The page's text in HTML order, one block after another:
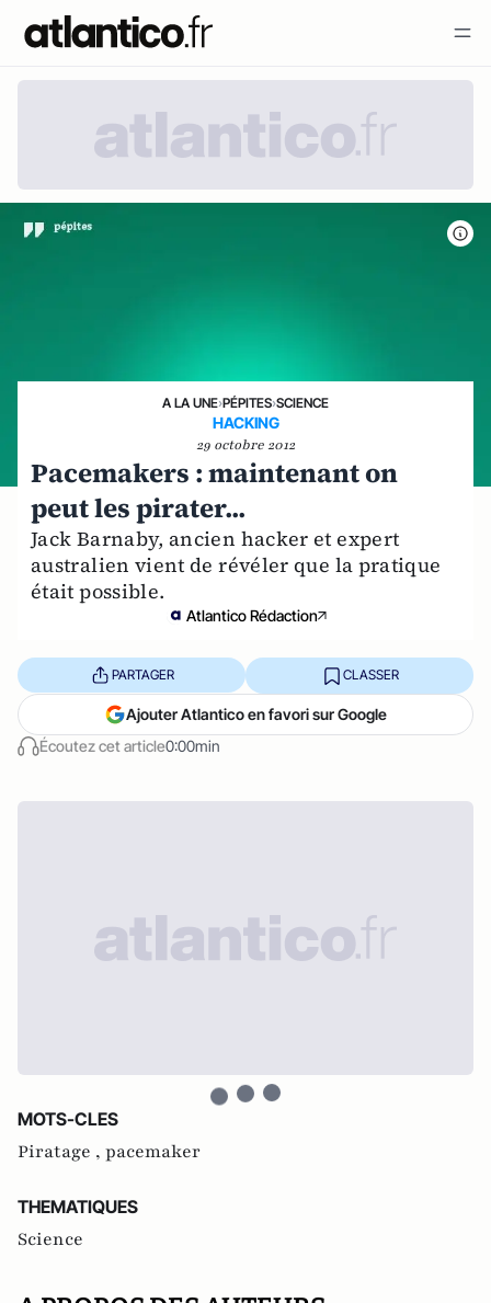
A LA UNE›PÉPITES›SCIENCE
HACKING
29 octobre 2012
Pacemakers : maintenant on
peut les pirater...
Jack Barnaby, ancien hacker et expert
australien vient de révéler que la pratique
était possible.
Atlantico Rédaction
Écoutez cet article0:00min
PARTAGER CLASSER
Ajouter Atlantico en favori sur Google
MOTS-CLES
Piratage , pacemaker
THEMATIQUES
Science